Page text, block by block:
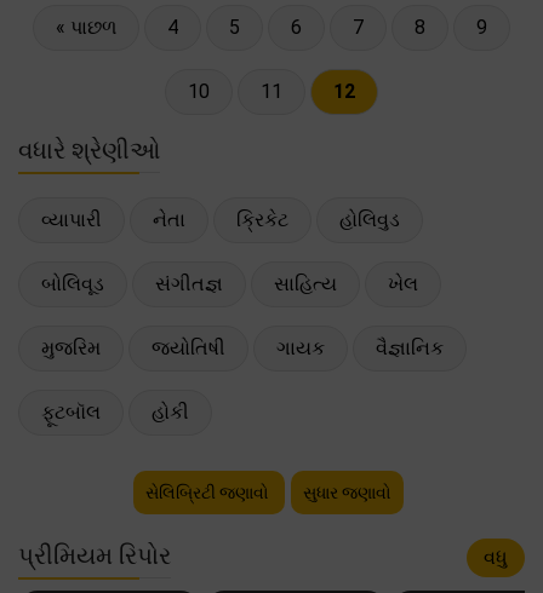
« પાછળ 4 5 6 7 8 9
10 11 12
વધારે શ્રેણીઓ
વ્યાપારી નેતા ક્રિકેટ હોલિવુડ
બોલિવૂડ સંગીતજ્ઞ સાહિત્ય ખેલ
મુજરિમ જ્યોતિષી ગાયક વૈજ્ઞાનિક
ફૂટબૉલ હોકી
સેલિબ્રિટી જણાવો સુધાર જણાવો
પ્રીમિયમ રિપોર વધુ